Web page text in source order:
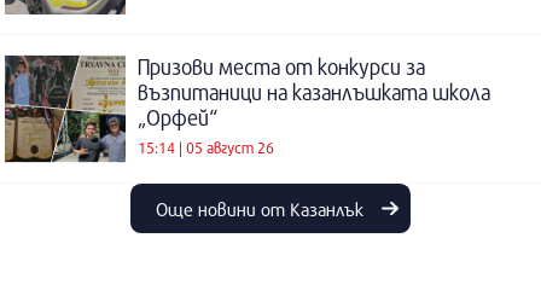
Призови места от конкурси за
възпитаници на казанлъшката школа
„Орфей“
15:14 | 05 август 26
Още новини от Казанлък